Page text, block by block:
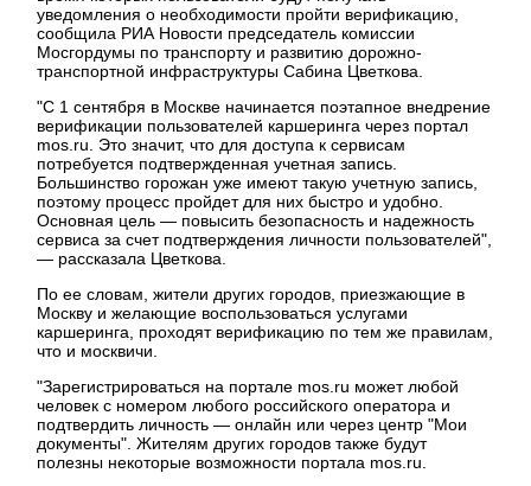
уведомления о необходимости пройти верификацию,
сообщила РИА Новости председатель комиссии
Мосгордумы по транспорту и развитию дорожно-
транспортной инфраструктуры Сабина Цветкова.
"С 1 сентября в Москве начинается поэтапное внедрение
верификации пользователей каршеринга через портал
mos.ru. Это значит, что для доступа к сервисам
потребуется подтвержденная учетная запись.
Большинство горожан уже имеют такую учетную запись,
поэтому процесс пройдет для них быстро и удобно.
Основная цель — повысить безопасность и надежность
сервиса за счет подтверждения личности пользователей",
— рассказала Цветкова.
По ее словам, жители других городов, приезжающие в
Москву и желающие воспользоваться услугами
каршеринга, проходят верификацию по тем же правилам,
что и москвичи.
"Зарегистрироваться на портале mos.ru может любой
человек с номером любого российского оператора и
подтвердить личность — онлайн или через центр "Мои
документы". Жителям других городов также будут
полезны некоторые возможности портала mos.ru.